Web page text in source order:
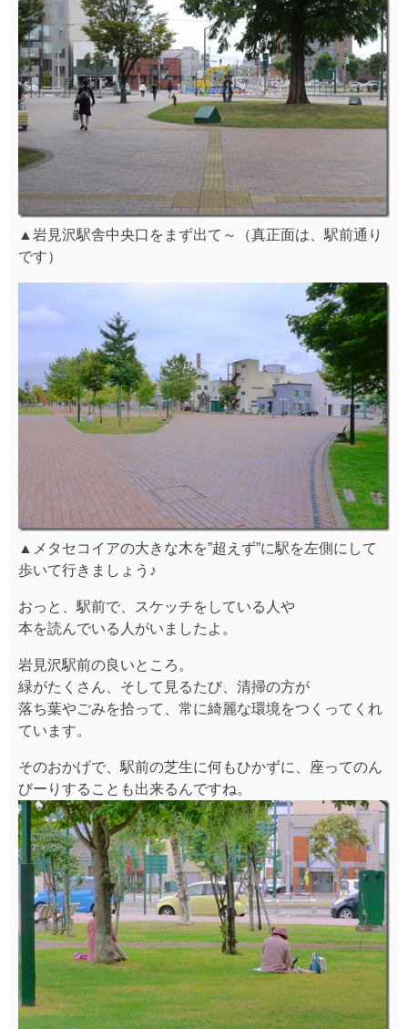
▲岩見沢駅舎中央口をまず出て～（真正面は、駅前通り
です）
▲メタセコイアの大きな木を”超えず”に駅を左側にして
歩いて行きましょう♪
おっと、駅前で、スケッチをしている人や
本を読んでいる人がいましたよ。
岩見沢駅前の良いところ。
緑がたくさん、そして見るたび、清掃の方が
落ち葉やごみを拾って、常に綺麗な環境をつくってくれ
ています。
そのおかげで、駅前の芝生に何もひかずに、座ってのん
びーりすることも出来るんですね。